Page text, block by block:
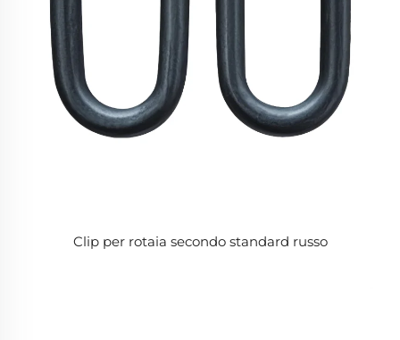
Clip per rotaia secondo standard russo